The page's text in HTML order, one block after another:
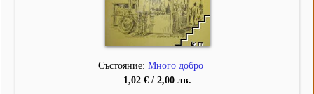
Състояние: Много добро
1,02 € / 2,00 лв.